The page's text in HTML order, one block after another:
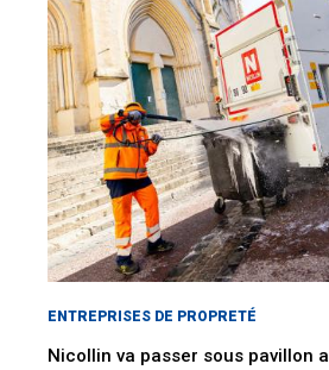
ENTREPRISES DE PROPRETÉ
Nicollin va passer sous pavillon